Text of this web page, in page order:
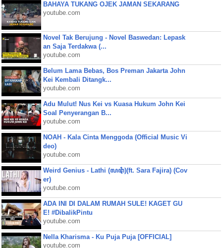
BAHAYA TUKANG OJEK JAMAN SEKARANG
youtube.com
Novel Tak Berujung - Novel Baswedan: Lepask
an Saja Terdakwa (...
youtube.com
Belum Lama Bebas, Bos Preman Jakarta John
Kei Kembali Ditangk...
youtube.com
Adu Mulut! Nus Kei vs Kuasa Hukum John Kei
Soal Penyerangan B...
youtube.com
NOAH - Kala Cinta Menggoda (Official Music Vi
deo)
youtube.com
Weird Genius - Lathi (ꦭꦛꦶ)(ft. Sara Fajira) (Cov
er)
youtube.com
ADA INI DI DALAM RUMAH SULE! KAGET GU
E! #DibalikPintu
youtube.com
Nella Kharisma - Ku Puja Puja [OFFICIAL]
youtube.com